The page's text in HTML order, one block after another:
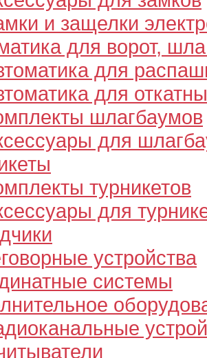
и защелки
для ворот,
для
для
шлагбаумов
для
турникетов
для
устройства
системы